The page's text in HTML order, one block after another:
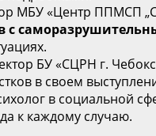
МБУ «Центр ППМСП
с
БУ «СЦРН г.
в своем
в социальной
к каждому случаю.